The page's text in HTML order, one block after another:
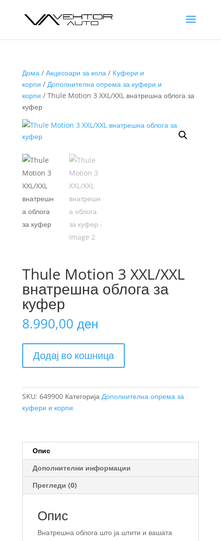
Дома/ Акцесоари за кола/ Kуфери и
корпи / Дополнителна опрема за куфери и
корпи / Thule Motion 3 XXL/XXL внатрешна облога за
куфер
Thule Motion 3 XXL/XXL
внатрешна облога за
куфер
8.990,00 ден
Motion
3
внатрешна
облога
Додај во кошница
SKU: 649900 Категорија Дополнителна опрема за
куфери и корпи
Опис
Дополнителни информации
Прегледи (0)
Опис
Внатрешна облога што ја штити и вашата